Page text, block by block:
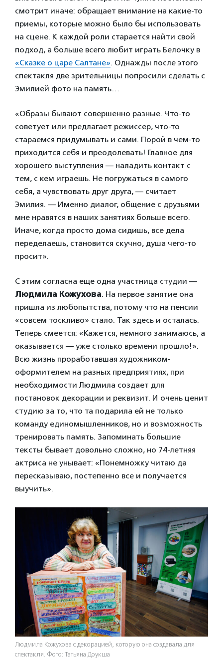
смотрит иначе: обращает внимание на какие-то
приемы, которые можно было бы использовать
на сцене. К каждой роли старается найти свой
подход, а больше всего любит играть Белочку в
«Сказке о царе Салтане». Однажды после этого
спектакля две зрительницы попросили сделать с
Эмилией фото на память…
«Образы бывают совершенно разные. Что-то
советует или предлагает режиссер, что-то
стараемся придумывать и сами. Порой в чем-то
приходится себя и преодолевать! Главное для
хорошего выступления — наладить контакт с
тем, с кем играешь. Не погружаться в самого
себя, а чувствовать друг друга, — считает
Эмилия. — Именно диалог, общение с друзьями
мне нравятся в наших занятиях больше всего.
Иначе, когда просто дома сидишь, все дела
переделаешь, становится скучно, душа чего-то
просит».
С этим согласна еще одна участница студии —
Людмила Кожухова. На первое занятие она
пришла из любопытства, потому что на пенсии
«совсем тоскливо» стало. Так здесь и осталась.
Теперь смеется: «Кажется, немного занимаюсь, а
оказывается — уже столько времени прошло!».
Всю жизнь проработавшая художником-
оформителем на разных предприятиях, при
необходимости Людмила создает для
постановок декорации и реквизит. И очень ценит
студию за то, что та подарила ей не только
команду единомышленников, но и возможность
тренировать память. Запоминать большие
тексты бывает довольно сложно, но 74-летняя
актриса не унывает: «Понемножку читаю да
пересказываю, постепенно все и получается
выучить».
Людмила Кожухова с декорацией, которую она создавала для
спектакля. Фото: Татьяна Доукша